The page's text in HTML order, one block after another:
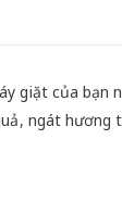
giặt của bạn
ngát hương